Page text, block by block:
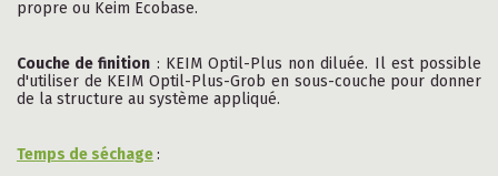
propre ou Keim Ecobase.
Couche de finition : KEIM Optil-Plus non diluée. Il est possible
d'utiliser de KEIM Optil-Plus-Grob en sous-couche pour donner
de la structure au système appliqué.
Temps de séchage: